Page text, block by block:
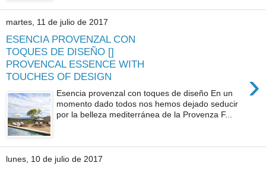
martes, 11 de julio de 2017
ESENCIA PROVENZAL CON
TOQUES DE DISEÑO []
PROVENCAL ESSENCE WITH
TOUCHES OF DESIGN
›
Esencia provenzal con toques de diseño En un
momento dado todos nos hemos dejado seducir
por la belleza mediterránea de la Provenza F...
lunes, 10 de julio de 2017